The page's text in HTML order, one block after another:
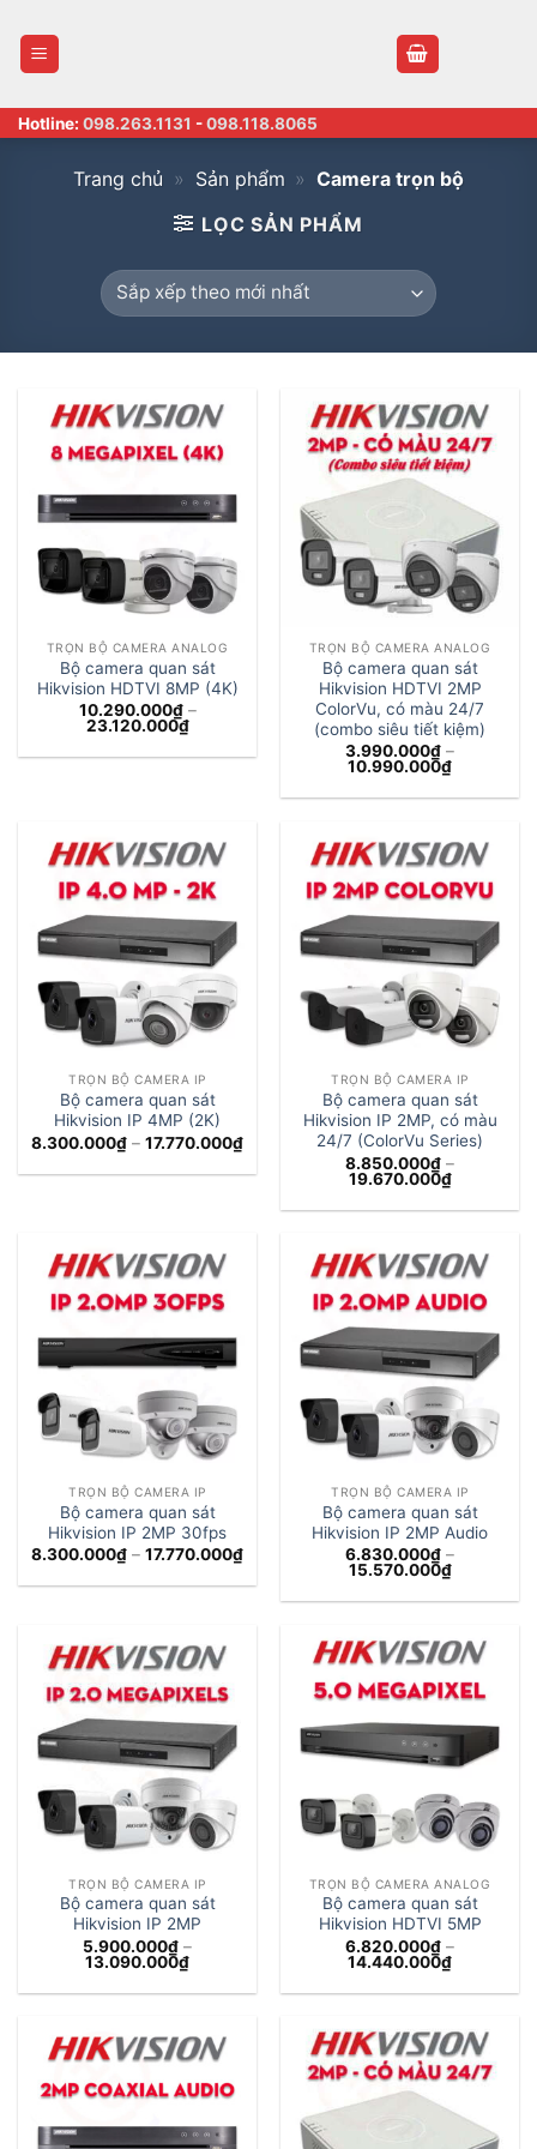
content
Hotline: 098.263.1131 -098.118.8065
Trang chủ » Sản phẩm » Camera trọn bộ
LỌC SẢN PHẨM
TRỌN BỘ CAMERA ANALOG
Bộ camera quan sát
Hikvision HDTVI 8MP (4K)
10.290.000₫ –
23.120.000₫Khoảng
giá:
từ
23.120.000₫
TRỌN BỘ CAMERA ANALOG
Bộ camera quan sát
Hikvision HDTVI 2MP
ColorVu, có màu 24/7
(combo siêu tiết kiệm)
3.990.000₫ –
10.990.000₫Khoảng
từ
TRỌN BỘ CAMERA IP
Bộ camera quan sát
Hikvision IP 4MP (2K)
8.300.000₫ – 17.770.000₫Khoảng
từ
TRỌN BỘ CAMERA IP
Bộ camera quan sát
Hikvision IP 2MP, có màu
24/7 (ColorVu Series)
8.850.000₫ –
19.670.000₫Khoảng
giá:
từ
TRỌN BỘ CAMERA IP
Bộ camera quan sát
Hikvision IP 2MP 30fps
8.300.000₫ – 17.770.000₫Khoảng
từ
8.300.000₫
TRỌN BỘ CAMERA IP
Bộ camera quan sát
Hikvision IP 2MP Audio
6.830.000₫ –
15.570.000₫Khoảng
giá:
từ
TRỌN BỘ CAMERA IP
Bộ camera quan sát
Hikvision IP 2MP
5.900.000₫ –
13.090.000₫Khoảng
từ
13.090.000₫
TRỌN BỘ CAMERA ANALOG
Bộ camera quan sát
Hikvision HDTVI 5MP
6.820.000₫ –
14.440.000₫Khoảng
từ